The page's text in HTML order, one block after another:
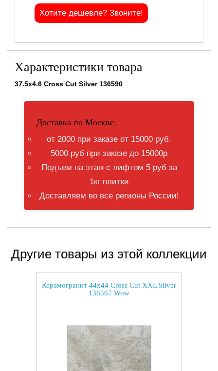
Хотите дешевле? Звоните!
Характеристики товара
37.5x4.6 Cross Cut Silver 136590
Доставка по Москве:
от 2000 при заказе от 15000 руб.
5000 руб при заказе до 15000р
Подъем на этаж с лифтом 5 руб за
1кг плитки
Доставляем во все регионы России!
Другие товары из этой коллекции
Керамогранит 44x44 Cross Cut XXL Silver
136567 Wow